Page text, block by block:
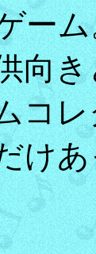
ー
向
コ
け